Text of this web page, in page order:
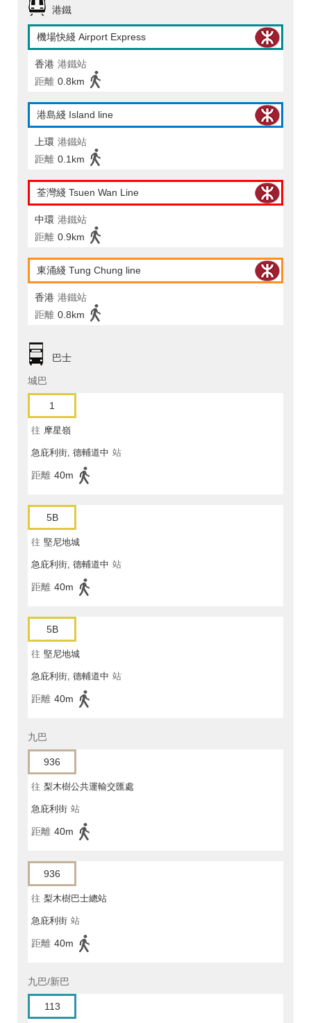
港鐵
機場快綫 Airport Express
香港 港鐵站
距離 0.8km
港島綫 Island line
上環 港鐵站
距離 0.1km
荃灣綫 Tsuen Wan Line
中環 港鐵站
距離 0.9km
東涌綫 Tung Chung line
香港 港鐵站
距離 0.8km
巴士
城巴
1
往 摩星嶺
急庇利街, 德輔道中 站
距離 40m
5B
往 堅尼地城
急庇利街, 德輔道中 站
距離 40m
5B
往 堅尼地城
急庇利街, 德輔道中 站
距離 40m
九巴
936
往 梨木樹公共運輸交匯處
急庇利街 站
距離 40m
936
往 梨木樹巴士總站
急庇利街 站
距離 40m
九巴/新巴
113